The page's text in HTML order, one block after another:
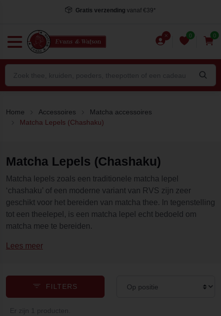
Gratis verzending vanaf €39*
0 0
Home Accessoires
Matcha accessoires
Matcha Lepels (Chashaku)
Matcha Lepels (Chashaku)
Matcha lepels zoals een traditionele matcha lepel
‘chashaku’ of een moderne variant van RVS zijn zeer
geschikt voor het bereiden van matcha thee. In tegenstelling
tot een theelepel, is een matcha lepel echt bedoeld om
matcha mee te bereiden.
Lees meer
FILTERS